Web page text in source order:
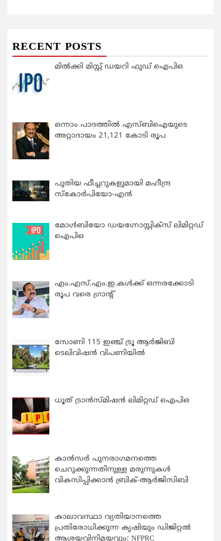
RECENT POSTS
മിൽക്കി മിസ്റ്റ് ഡയറി ഫുഡ് ഐപിഒ
ഒന്നാം പാദത്തിൽ എസ്ബിഐയുടെ
അറ്റാദായം 21,121 കോടി രൂപ
പുതിയ ഫീച്ചറുകളുമായി മഹീന്ദ്ര
സ്കോർപിയോ-എൻ
മോൾബിയോ ഡയഗ്നോസ്റ്റിക്സ് ലിമിറ്റഡ്
ഐപിഒ
എം.എസ്.എം.ഇ.കൾക്ക് ഒന്നരക്കോടി
രൂപ വരെ ഗ്രാന്റ്
സോണി 115 ഇഞ്ച് ട്രൂ ആർജിബി
ടെലിവിഷൻ വിപണിയിൽ
ധൂത് ട്രാൻസ്മിഷൻ ലിമിറ്റഡ് ഐപിഒ
കാന്‍സര്‍ പുനരാഗമനത്തെ
ചെറുക്കുന്നതിനുള്ള മരുന്നുകള്‍
വികസിപ്പിക്കാന്‍ ബ്രിക്-ആര്‍ജിസിബി
കാലാവസ്ഥാ വ്യതിയാനത്തെ
പ്രതിരോധിക്കുന്ന കൃഷിയും ഡിജിറ്റൽ
ആശയവിനിമയവും: NFPRC